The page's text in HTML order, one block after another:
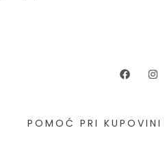
POMOĆ PRI KUPOVINI